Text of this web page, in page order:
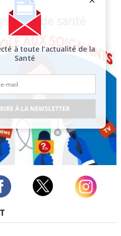
à toute l’actualité de la
Santé
À LA NEWSLETTER